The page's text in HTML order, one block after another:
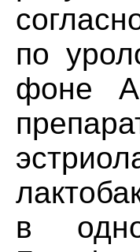
по
фоне
в